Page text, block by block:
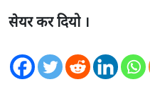
सेयर कर दियो ।